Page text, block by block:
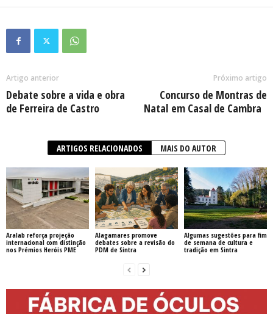
Artigo anterior
Debate sobre a vida e obra
de Ferreira de Castro
Próximo artigo
Concurso de Montras de
Natal em Casal de Cambra
ARTIGOS RELACIONADOS MAIS DO AUTOR
Aralab reforça projeção
internacional com distinção
nos Prémios Heróis PME
Alagamares promove
debates sobre a revisão do
PDM de Sintra
Algumas sugestões para fim
de semana de cultura e
tradição em Sintra